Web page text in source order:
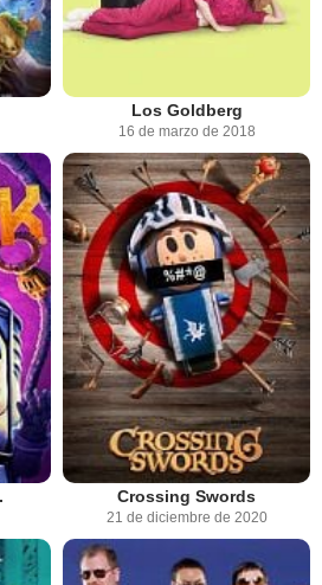
Los Goldberg
16 de marzo de 2018
Crossing Swords
21 de diciembre de 2020